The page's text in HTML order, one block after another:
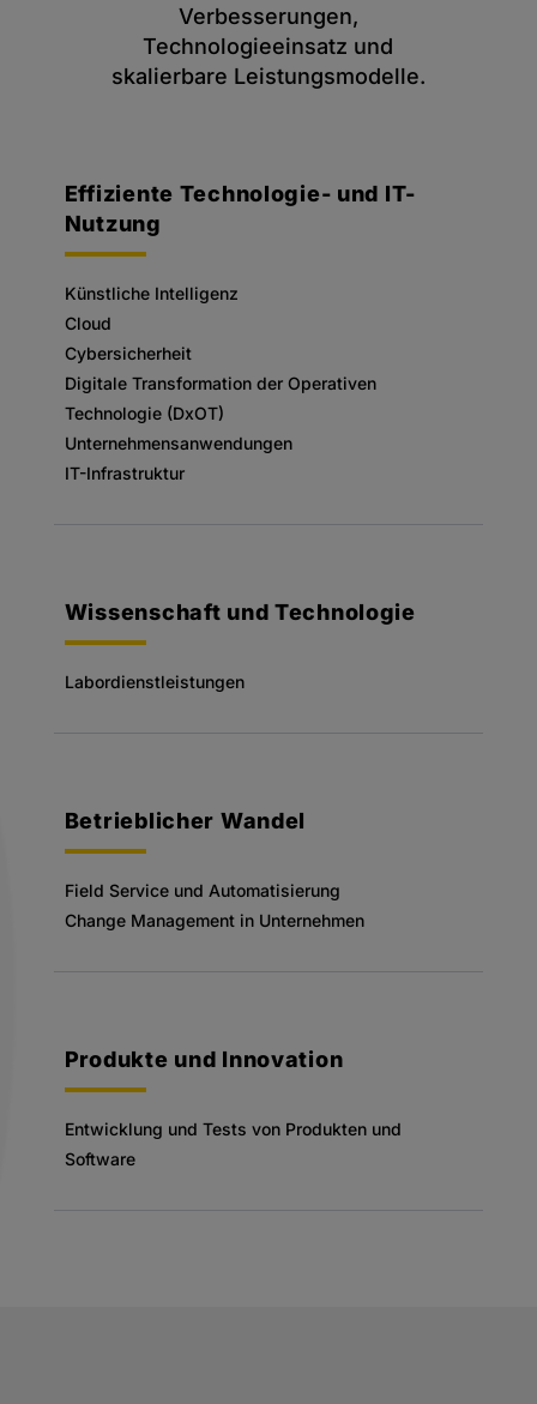
Verbesserungen,
Technologieeinsatz und
skalierbare Leistungsmodelle.
Effiziente Technologie- und IT-
Nutzung
Künstliche Intelligenz
Cloud
Cybersicherheit
Digitale Transformation der Operativen
Technologie (DxOT)
Unternehmensanwendungen
IT-Infrastruktur
Wissenschaft und Technologie
Labordienstleistungen
Betrieblicher Wandel
Field Service und Automatisierung
Change Management in Unternehmen
Produkte und Innovation
Entwicklung und Tests von Produkten und
Software